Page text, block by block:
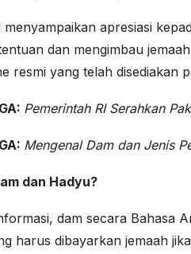
menyampaikan apresiasi
dan mengimbau
resmi yang telah disediakan
Pemerintah RI Serahkan
Mengenal Dam dan Jenis
dan Hadyu?
dam secara Bahasa
harus dibayarkan jemaah